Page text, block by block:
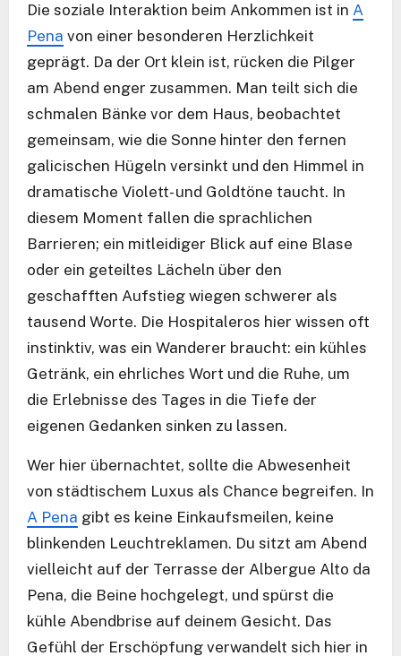
Die soziale Interaktion beim Ankommen ist in A
Pena von einer besonderen Herzlichkeit
geprägt. Da der Ort klein ist, rücken die Pilger
am Abend enger zusammen. Man teilt sich die
schmalen Bänke vor dem Haus, beobachtet
gemeinsam, wie die Sonne hinter den fernen
galicischen Hügeln versinkt und den Himmel in
dramatische Violett- und Goldtöne taucht. In
diesem Moment fallen die sprachlichen
Barrieren; ein mitleidiger Blick auf eine Blase
oder ein geteiltes Lächeln über den
geschafften Aufstieg wiegen schwerer als
tausend Worte. Die Hospitaleros hier wissen oft
instinktiv, was ein Wanderer braucht: ein kühles
Getränk, ein ehrliches Wort und die Ruhe, um
die Erlebnisse des Tages in die Tiefe der
eigenen Gedanken sinken zu lassen.
Wer hier übernachtet, sollte die Abwesenheit
von städtischem Luxus als Chance begreifen. In
A Pena gibt es keine Einkaufsmeilen, keine
blinkenden Leuchtreklamen. Du sitzt am Abend
vielleicht auf der Terrasse der Albergue Alto da
Pena, die Beine hochgelegt, und spürst die
kühle Abendbrise auf deinem Gesicht. Das
Gefühl der Erschöpfung verwandelt sich hier in